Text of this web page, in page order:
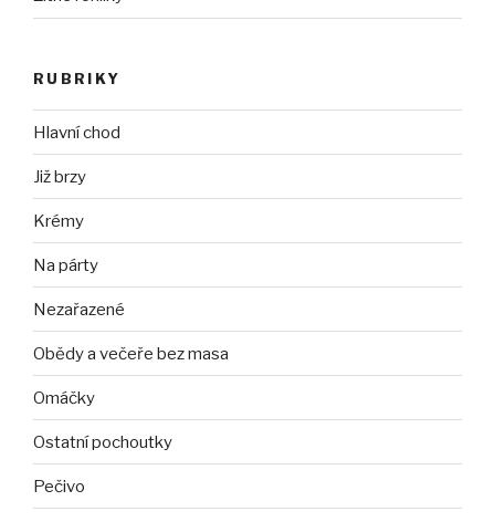
RUBRIKY
Hlavní chod
Již brzy
Krémy
Na párty
Nezařazené
Obědy a večeře bez masa
Omáčky
Ostatní pochoutky
Pečivo